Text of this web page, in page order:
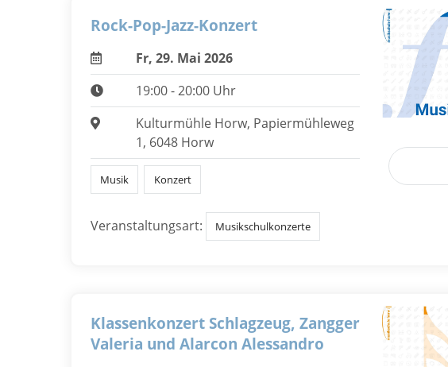
Rock-Pop-Jazz-Konzert
Fr, 29. Mai 2026
19:00 - 20:00 Uhr
Kulturmühle Horw, Papiermühleweg
1, 6048 Horw
Musik Konzert
Veranstaltungsart: Musikschulkonzerte
Klassenkonzert Schlagzeug, Zangger
Valeria und Alarcon Alessandro